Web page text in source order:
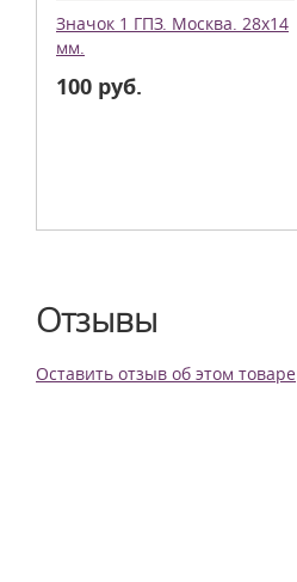
Значок 1 ГПЗ. Москва. 28х14
мм.
100 руб.
Отзывы
Оставить отзыв об этом товаре